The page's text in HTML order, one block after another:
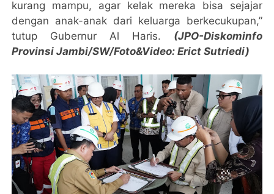
kurang mampu, agar kelak mereka bisa sejajar
dengan anak-anak dari keluarga berkecukupan,”
tutup Gubernur Al Haris. (JPO-Diskominfo
Provinsi Jambi/SW/Foto&Video: Erict Sutriedi)